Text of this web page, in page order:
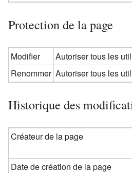
Protection de la page
Modifier
Autoriser tous les
Renommer Autoriser tous les
Historique des
Créateur de la page
Date de création de la page